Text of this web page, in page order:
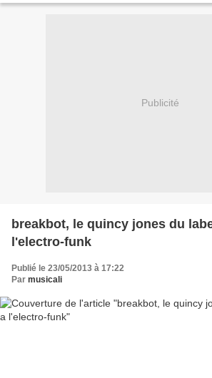
Publicité
breakbot, le quincy jones du
l'electro-funk
Publié le 23/05/2013 à 17:22
Par musicali